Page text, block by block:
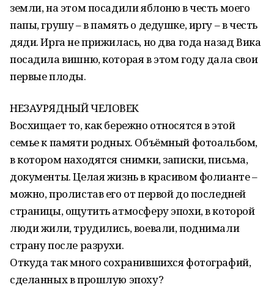
земли, на этом посадили яблоню в честь моего
папы, грушу – в память о дедушке, иргу – в честь
дяди. Ирга не прижилась, но два года назад Вика
посадила вишню, которая в этом году дала свои
первые плоды.
НЕЗАУРЯДНЫЙ ЧЕЛОВЕК
Восхищает то, как бережно относятся в этой
семье к памяти родных. Объёмный фотоальбом,
в котором находятся снимки, записки, письма,
документы. Целая жизнь в красивом фолианте –
можно, пролистав его от первой до последней
страницы, ощутить атмосферу эпохи, в которой
люди жили, трудились, воевали, поднимали
страну после разрухи.
Откуда так много сохранившихся фотографий,
сделанных в прошлую эпоху?